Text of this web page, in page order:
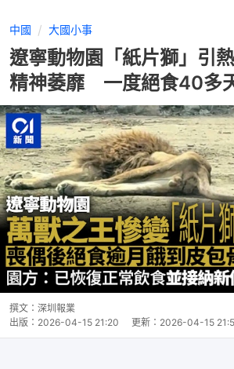
中國 大國小事
遼寧動物園「紙片獅」引
精神萎靡 一度絕食40多
撰文： 深圳報業
出版： 2026-04-15 21:20 更新： 2026-04-15